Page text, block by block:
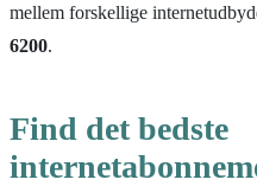
mellem forskellige
6200.
Find det bedste